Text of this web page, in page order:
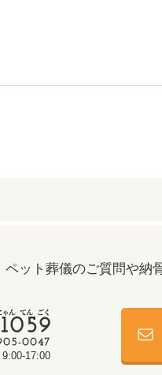
ペット葬儀のご質問や納
17:00